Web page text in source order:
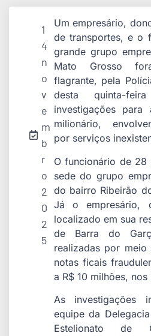
1
4
n
o
v
e
m
b
r
o
2
0
2
5
Um empresário,
de transportes, e o
grande grupo
Mato Grosso
flagrante, pela
desta quinta-
investigações
milionário,
por serviços
O funcionário de
sede do grupo
do bairro Ribeirão
Já o empresário,
localizado em sua
de Barra do
realizadas por
notas ficais
a R$ 10 milhões,
As investigações
equipe da
Estelionato de